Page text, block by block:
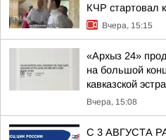
КЧР стартовал
Вчера, 15:15
«Архыз 24»
на большой
кавказской
Вчера, 15:08
С 3 АВГУСТА